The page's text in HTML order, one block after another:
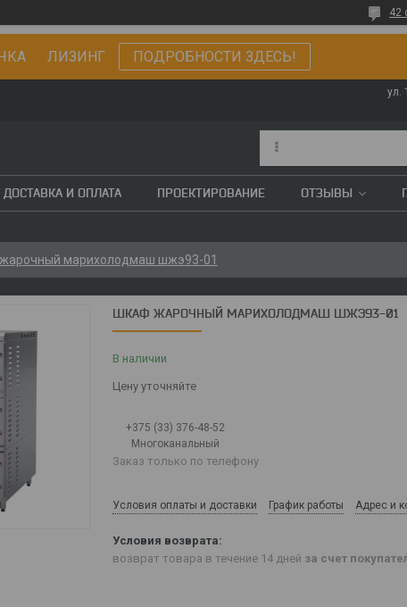
42
ЛИЗИНГ ПОДРОБНОСТИ ЗДЕСЬ!
ул.
ДОСТАВКА И ОПЛАТА ПРОЕКТИРОВАНИЕ ОТЗЫВЫ
марихолодмаш шжэ93-01
ШКАФ ЖАРОЧНЫЙ МАРИХОЛОДМАШ ШЖЭ93-01
В наличии
Цену уточняйте
+375 (33) 376-48-52
Многоканальный
Заказ только по телефону
Условия оплаты и доставки График работы Адрес и
возврат товара в течение 14 дней за счет